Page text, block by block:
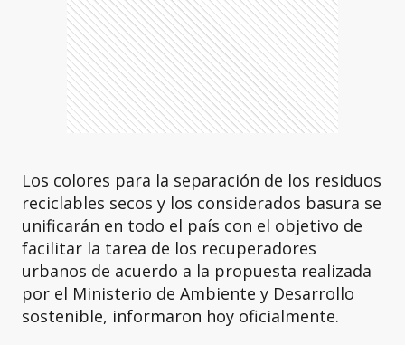
Los colores para la separación de los residuos
reciclables secos y los considerados basura se
unificarán en todo el país con el objetivo de
facilitar la tarea de los recuperadores
urbanos de acuerdo a la propuesta realizada
por el Ministerio de Ambiente y Desarrollo
sostenible, informaron hoy oficialmente.